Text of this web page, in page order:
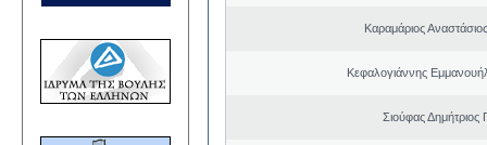
Καραμάριος
Κεφαλογιάννης
Σιούφας Δημήτριος